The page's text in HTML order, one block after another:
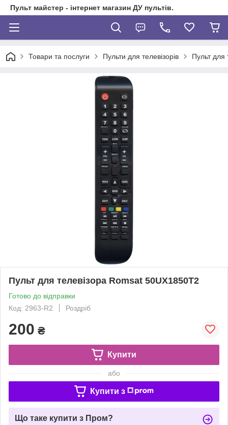
Пульт майстер - інтернет магазин ДУ пультів.
Товари та послуги Пульти для телевізорів Пульт для
Пульт для телевізора Romsat 50UX1850T2
Готово до відправки
Код: 2963-R2
Роздріб
200 ₴
Купити
або
Купити з
Що таке купити з Пром?